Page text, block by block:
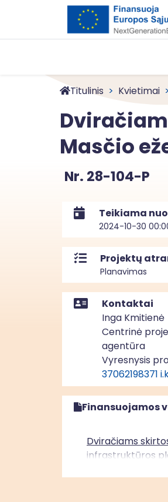
Titulinis Kvietimai
Masčio
Nr. 28-104-P
Teikiama nuo
2024-10-30
Projektų
Planavimas
Kontaktai
Inga Kmitienė
Centrinė
agentūra
Vyresnysis
37062198371
Finansuojamos
Dviračiams
infrastruktūros